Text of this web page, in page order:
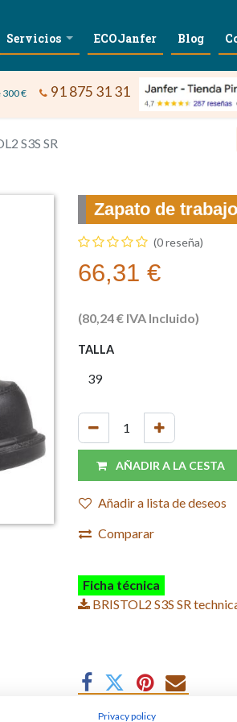
Servicios ECOJanfer Blog
300 € 91 875 31 31
S3S SR
Zapato de
(0 reseña)
66,31 €
(80,24€ IVA Incluido)
TALLA
AÑADIR A LA CESTA
Añadir a lista de deseos
Comparar
Ficha técnica
BRISTOL2 S3S SR
Privacy policy